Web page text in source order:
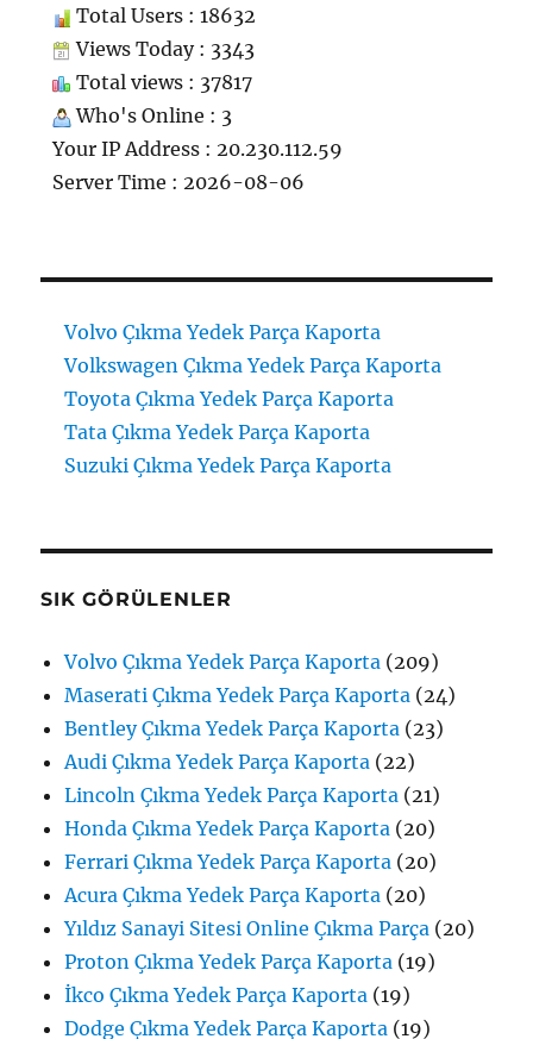
Total Users : 18632
Views Today : 3343
Total views : 37817
Who's Online : 3
Your IP Address : 20.230.112.59
Server Time : 2026-08-06
Volvo Çıkma Yedek Parça Kaporta
Volkswagen Çıkma Yedek Parça Kaporta
Toyota Çıkma Yedek Parça Kaporta
Tata Çıkma Yedek Parça Kaporta
Suzuki Çıkma Yedek Parça Kaporta
SIK GÖRÜLENLER
Volvo Çıkma Yedek Parça Kaporta (209)
Maserati Çıkma Yedek Parça Kaporta (24)
Bentley Çıkma Yedek Parça Kaporta (23)
Audi Çıkma Yedek Parça Kaporta (22)
Lincoln Çıkma Yedek Parça Kaporta (21)
Honda Çıkma Yedek Parça Kaporta (20)
Ferrari Çıkma Yedek Parça Kaporta (20)
Acura Çıkma Yedek Parça Kaporta (20)
Yıldız Sanayi Sitesi Online Çıkma Parça (20)
Proton Çıkma Yedek Parça Kaporta (19)
İkco Çıkma Yedek Parça Kaporta (19)
Dodge Çıkma Yedek Parça Kaporta (19)